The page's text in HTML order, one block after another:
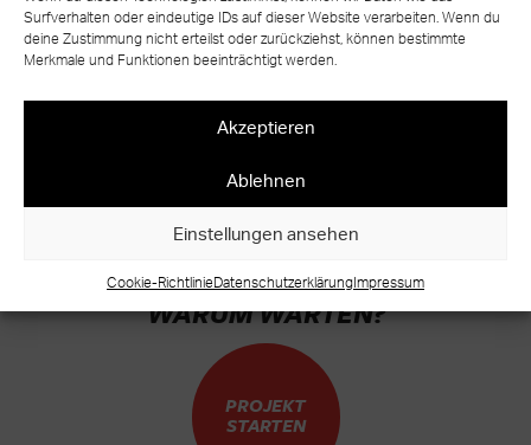
Surfverhalten oder eindeutige IDs auf dieser Website verarbeiten. Wenn du
deine Zustimmung nicht erteilst oder zurückziehst, können bestimmte
Merkmale und Funktionen beeinträchtigt werden.
Akzeptieren
Ablehnen
Einstellungen ansehen
Cookie-RichtlinieDatenschutzerklärungImpressum
zurück zur Übersicht
BEREIT FÜR IHR EIGENES TREPPEN
UNIKAT?
WARUM WARTEN?
PROJEKT
STARTEN